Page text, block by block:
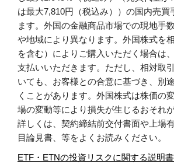
は最大7,810円（税込み））の国内売買
ます。外国の金融商品市場での現地手
や地域により異なります。外国株式を
を含む）によりご購入いただく場合は
支払いいただきます。ただし、相対取
いても、お客様との合意に基づき、別
くことがあります。外国株式は株価の
場の変動等により損失が生じるおそれが
詳しくは、契約締結前交付書面や上場
目論見書、等をよくお読みください。
ETF・ETNの投資リスクに関する説明書